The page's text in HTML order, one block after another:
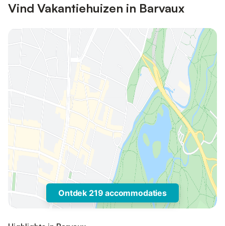
Vind Vakantiehuizen in Barvaux
Ontdek 219 accommodaties